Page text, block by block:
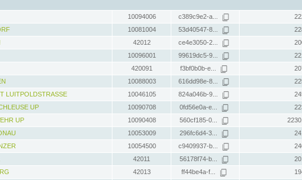
10094006 c389c9e2-a...
10081004 53d40547-8...
42012 ce4e3050-2...
10096001 99619dc5-9...
420091 f3bf0b0b-e...
10088003 616dd98e-8...
LUITPOLDSTRASSE
10046105 824a046b-9...
UP
10090708 0fd56e0a-e...
UP
10090408 560cf185-0...
10053009 296fc6d4-3...
10054500 c9409937-b...
42011 56178f74-b...
42013 ff44be4a-f...